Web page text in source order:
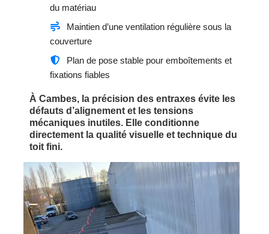
du matériau
Maintien d’une ventilation régulière sous la
couverture
Plan de pose stable pour emboîtements et
fixations fiables
À Cambes, la précision des entraxes évite les
défauts d’alignement et les tensions
mécaniques inutiles. Elle conditionne
directement la qualité visuelle et technique du
toit fini.